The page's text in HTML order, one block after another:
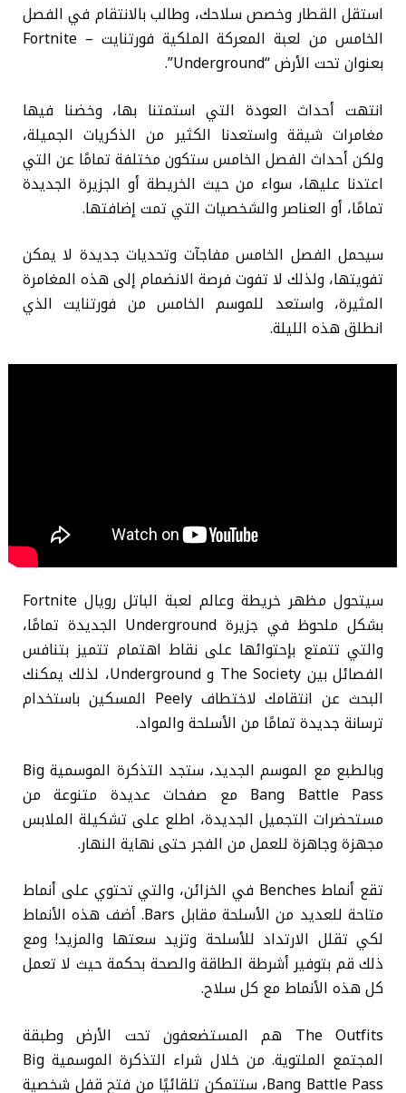
استقل القطار وخصص سلاحك، وطالب بالانتقام في الفصل
الخامس من لعبة المعركة الملكية فورتنايت – Fortnite
بعنوان تحت الأرض “Underground”.
انتهت أحداث العودة التي استمتنا بها، وخضنا فيها
مغامرات شيقة واستعدنا الكثير من الذكريات الجميلة،
ولكن أحداث الفصل الخامس ستكون مختلفة تمامًا عن التي
اعتدنا عليها، سواء من حيث الخريطة أو الجزيرة الجديدة
تمامًا، أو العناصر والشخصيات التي تمت إضافتها.
سيحمل الفصل الخامس مفاجآت وتحديات جديدة لا يمكن
تفويتها، ولذلك لا تفوت فرصة الانضمام إلى هذه المغامرة
المثيرة، واستعد للموسم الخامس من فورتنايت الذي
انطلق هذه الليلة.
سيتحول مظهر خريطة وعالم لعبة الباتل رويال Fortnite
بشكل ملحوظ في جزيرة Underground الجديدة تمامًا،
والتي تتمتع بإحتوائها على نقاط اهتمام تتميز بتنافس
الفصائل بين The Society و Underground، لذلك يمكنك
البحث عن انتقامك لاختطاف Peely المسكين باستخدام
ترسانة جديدة تمامًا من الأسلحة والمواد.
وبالطبع مع الموسم الجديد، ستجد التذكرة الموسمية Big
Bang Battle Pass مع صفحات عديدة متنوعة من
مستحضرات التجميل الجديدة، اطلع على تشكيلة الملابس
مجهزة وجاهزة للعمل من الفجر حتى نهاية النهار.
تقع أنماط Benches في الخزائن، والتي تحتوي على أنماط
متاحة للعديد من الأسلحة مقابل Bars. أضف هذه الأنماط
لكي تقلل الارتداد للأسلحة وتزيد سعتها والمزيد! ومع
ذلك قم بتوفير أشرطة الطاقة والصحة بحكمة حيث لا تعمل
كل هذه الأنماط مع كل سلاح.
The Outfits هم المستضعفون تحت الأرض وطبقة
المجتمع الملتوية. من خلال شراء التذكرة الموسمية Big
Bang Battle Pass، ستتمكن تلقائيًا من فتح قفل شخصية